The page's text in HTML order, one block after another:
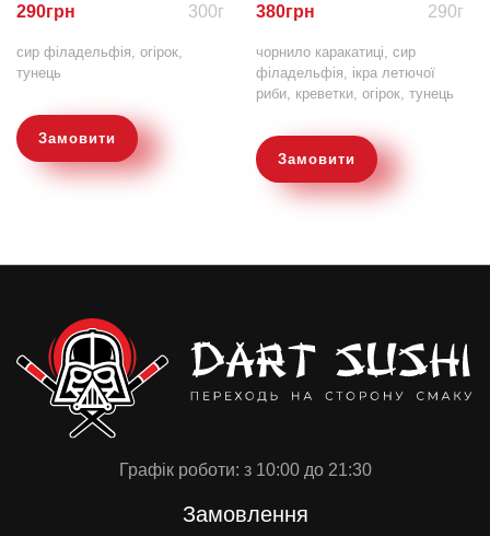
290грн 300г
сир філадельфія, огірок,
тунець
Замовити
380грн 290г
чорнило каракатиці, сир
філадельфія, ікра летючої
риби, креветки, огірок, тунець
Замовити
Графік роботи: з 10:00 до 21:30
Замовлення